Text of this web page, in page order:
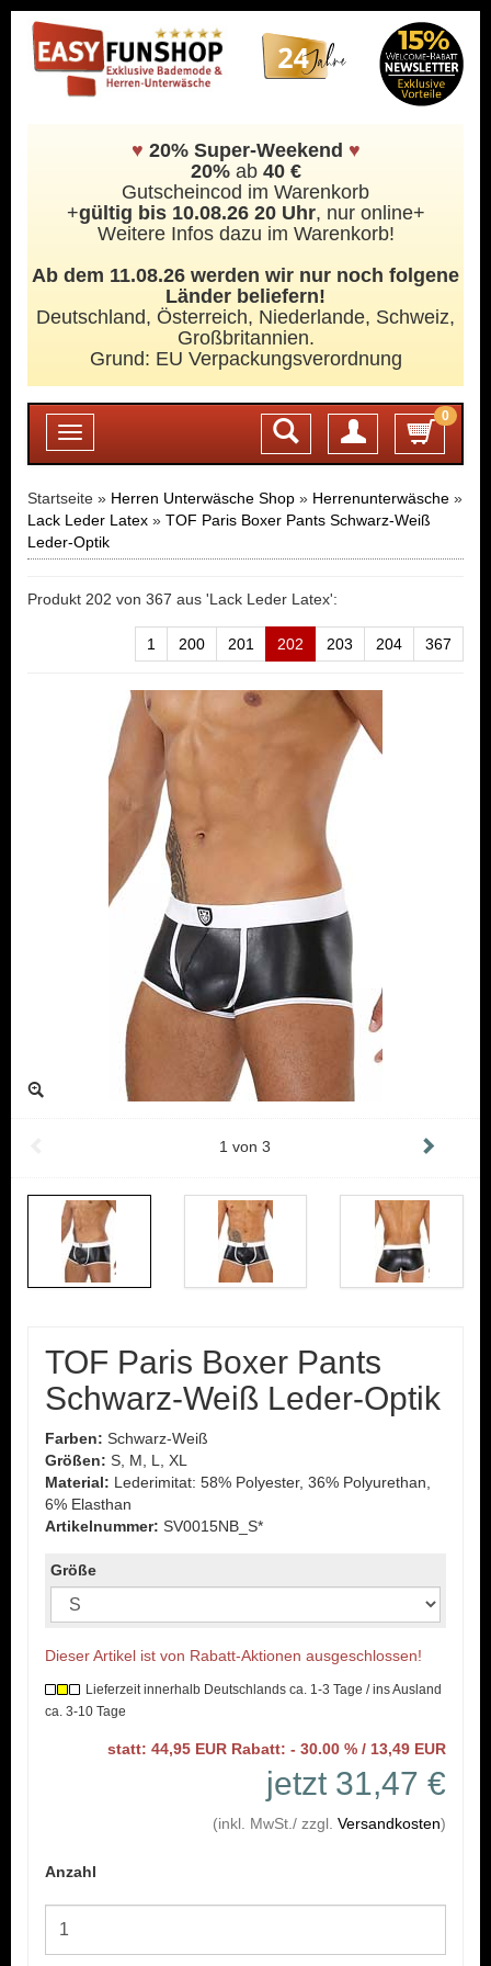
♥ 20% Super-Weekend ♥
20%ab 40 €
Gutscheincod im Warenkorb
+gültig bis 10.08.26 20 Uhr, nur online+
Weitere Infos dazu im Warenkorb!
Ab dem 11.08.26 werden wir nur noch folgene
Länder beliefern!
Deutschland, Österreich, Niederlande, Schweiz,
Großbritannien.
Grund: EU Verpackungsverordnung
Toggle
navigation
0
Login
Startseite » Herren Unterwäsche Shop » Herrenunterwäsche »
Lack Leder Latex » TOF Paris Boxer Pants Schwarz-Weiß
Leder-Optik
Produkt 202 von 367 aus 'Lack Leder Latex':
1 200 201 202 203 204 367
1 von3
TOF Paris Boxer Pants
Schwarz-Weiß Leder-Optik
Farben: Schwarz-Weiß
Größen: S, M, L, XL
Material: Lederimitat: 58% Polyester, 36% Polyurethan,
6% Elasthan
Artikelnummer: SV0015NB_S*
Größe
Dieser Artikel ist von Rabatt-Aktionen ausgeschlossen!
Lieferzeit innerhalb Deutschlands ca. 1-3 Tage / ins Ausland
ca. 3-10 Tage
statt: 44,95 EUR Rabatt: - 30.00 % / 13,49 EUR
jetzt 31,47 €
(inkl. MwSt./ zzgl. Versandkosten)
Anzahl